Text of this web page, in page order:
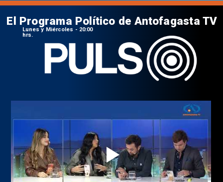
El Programa Político de Antofagasta TV
Lunes y Miércoles - 20:00
hrs.